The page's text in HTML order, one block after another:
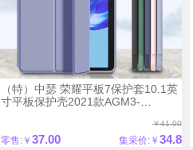
（特）中瑟 荣耀平板7保护套10.1英
寸平板保护壳2021款AGM3-
￥41.00
零售:￥ 37.00 集采价:￥ 34.8